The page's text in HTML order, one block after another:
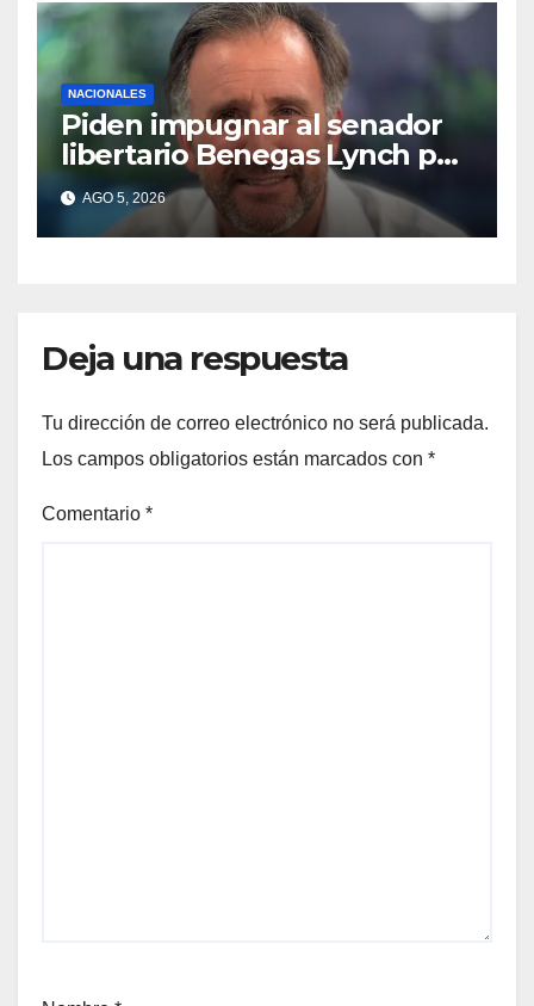
NACIONALES
Piden impugnar al senador
libertario Benegas Lynch por
tener una empresa que
vende tierras a extranjeros
AGO 5, 2026
Deja una respuesta
Tu dirección de correo electrónico no será publicada.
Los campos obligatorios están marcados con *
Comentario *